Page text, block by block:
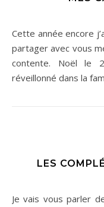
Cette année encore j’ai été très gâtée à Noël et je voulais
partager avec vous
contente. Noël le
réveillonné dans la
LES
Je vais vous parler des compléments alimentaires que je